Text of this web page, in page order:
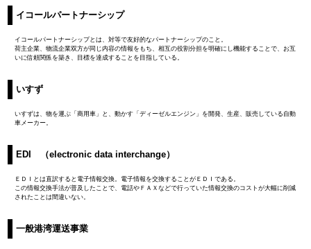
イコールパートナーシップ
イコールパートナーシップとは、対等で友好的なパートナーシップのこと。
荷主企業、物流企業双方が同じ内容の情報をもち、相互の役割分担を明確にし機能することで、お互
いに信頼関係を築き、目標を達成することを目指している。
いすず
いすずは、物を運ぶ「商用車」と、動かす「ディーゼルエンジン」を開発、生産、販売している自動
車メーカー。
EDI （electronic data interchange）
ＥＤＩとは直訳すると電子情報交換。電子情報を交換することがＥＤＩである。
この情報交換手法が普及したことで、電話やＦＡＸなどで行っていた情報交換のコストが大幅に削減
されたことは間違いない。
一般港湾運送事業